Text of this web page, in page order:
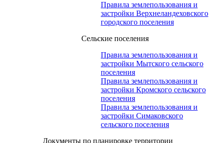
Правила землепользования и
застройки Верхнеландеховского
городского поселения
Сельские поселения
Правила землепользования и
застройки Мытского сельского
поселения
Правила землепользования и
застройки Кромского сельского
поселения
Правила землепользования и
застройки Симаковского
сельского поселения
Документы по планировке территории